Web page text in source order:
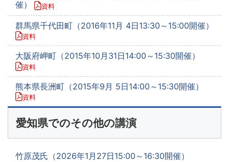
催）
資料
群馬県千代田町（2016年11月 4日13:30～15:00開催）
資料
大阪府岬町（2015年10月31日14:00～15:30開催）
資料
熊本県長洲町（2015年9月 5日14:00～15:30開催）
資料
愛知県でのその他の講演
竹原茂氏（2026年1月27日15:00～16:30開催）